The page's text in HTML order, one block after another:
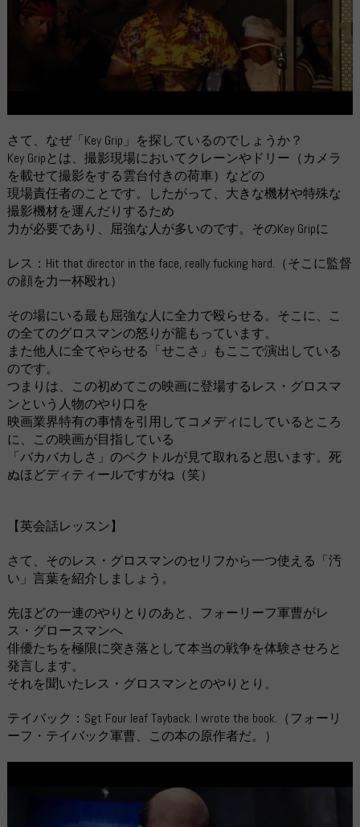
さて、なぜ「Key Grip」を探しているのでしょうか？
Key Gripとは、撮影現場においてクレーンやドリー（カメラ
を載せて撮影をする雲台付きの荷車）などの
現場責任者のことです。したがって、大きな機材や特殊な
撮影機材を運んだりするため
力が必要であり、屈強な人が多いのです。そのKey Gripに
レス：Hit that director in the face, really fucking hard.（そこに監督
の顔を力一杯殴れ）
その場にいる最も屈強な人に全力で殴らせる。そこに、こ
の全てのグロスマンの怒りが籠もっています。
また他人に全てやらせる「せこさ」もここで演出している
のです。
つまりは、この初めてこの映画に登場するレス・グロスマ
ンという人物のやり口を
映画業界特有の事情を引用してコメディにしているところ
に、この映画が目指している
「バカバカしさ」のベクトルが見て取れると思います。死
ぬほどディティールですがね（笑）
【英会話レッスン】
さて、そのレス・グロスマンのセリフから一つ使える「汚
い」言葉を紹介しましょう。
先ほどの一連のやりとりのあと、フォーリーフ軍曹がレ
ス・グロースマンへ
俳優たちを極限に突き落として本当の戦争を体験させろと
発言します。
それを聞いたレス・グロスマンとのやりとり。
テイバック：Sgt Four leaf Tayback. I wrote the book.（フォーリ
ーフ・テイバック軍曹、この本の原作者だ。）